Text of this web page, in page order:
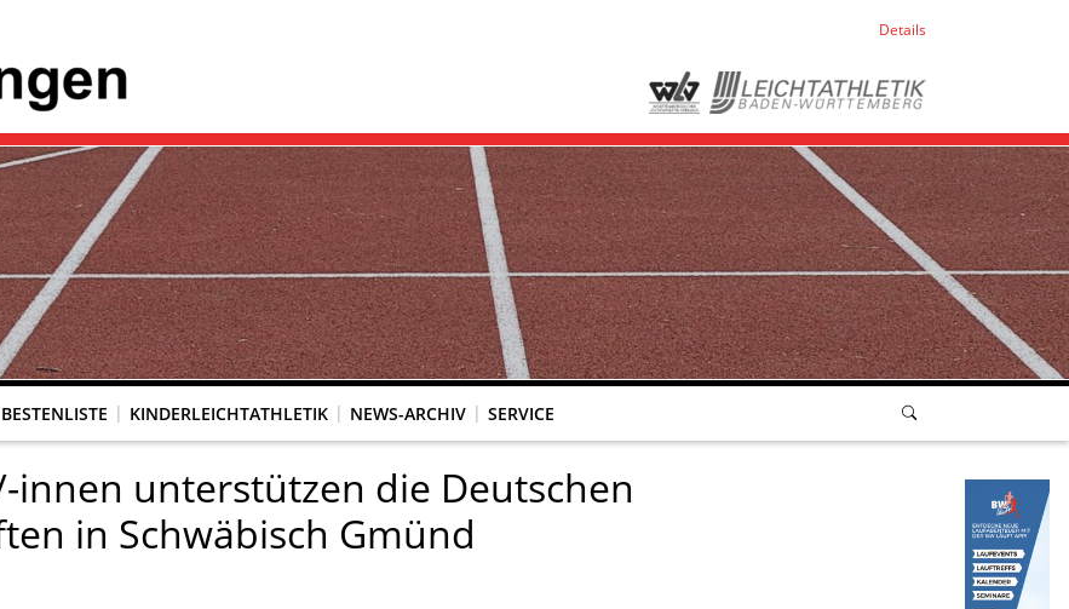
Details
BESTENLISTE KINDERLEICHTATHLETIK NEWS-ARCHIV SERVICE
innen unterstützen die Deutschen
in Schwäbisch Gmünd